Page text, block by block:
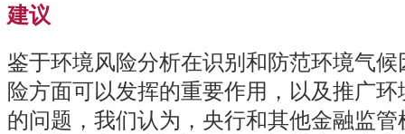
建议
鉴于环境风险分析在识别和防范环境气
险方面可以发挥的重要作用，以及推广
的问题，我们认为，央行和其他金融监